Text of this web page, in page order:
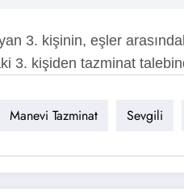
3. kişinin, eşler
3. kişiden tazminat
Manevi Tazminat Sevgili